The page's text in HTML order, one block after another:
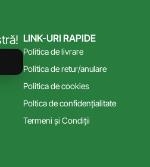
LINK-URI RAPIDE
Politica de livrare
Politica de retur/anulare
Politica de cookies
Poltica de confidențialitate
Termeni și Condiții